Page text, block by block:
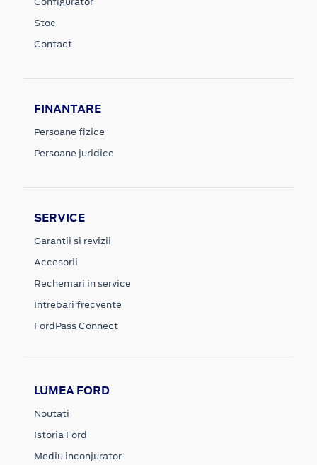
Stoc
Contact
FINANTARE
Persoane fizice
Persoane juridice
SERVICE
Garantii si revizii
Accesorii
Rechemari in service
Intrebari frecvente
FordPass Connect
LUMEA FORD
Noutati
Istoria Ford
Mediu inconjurator